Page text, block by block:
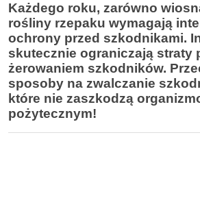
Każdego roku, zarówno
rośliny rzepaku wymagają
ochrony przed szkodnikami.
skutecznie ograniczają straty
żerowaniem szkodników.
sposoby na zwalczanie
które nie zaszkodzą
pożytecznym!